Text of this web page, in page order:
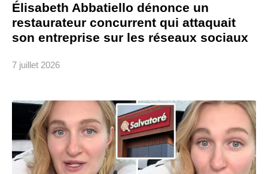
Élisabeth Abbatiello dénonce un
restaurateur concurrent qui attaquait
son entreprise sur les réseaux sociaux
7 juillet 2026